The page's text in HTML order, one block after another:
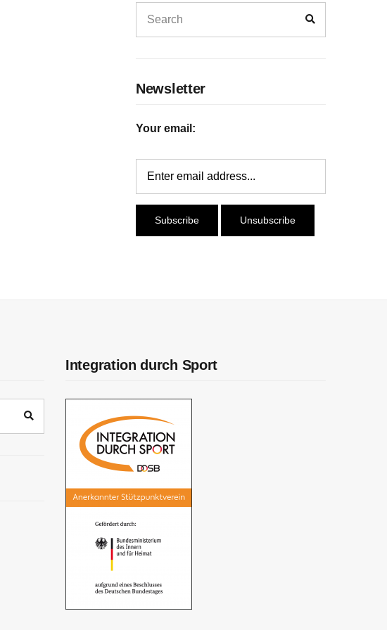
for:
Newsletter
Your email:
Integration durch Sport